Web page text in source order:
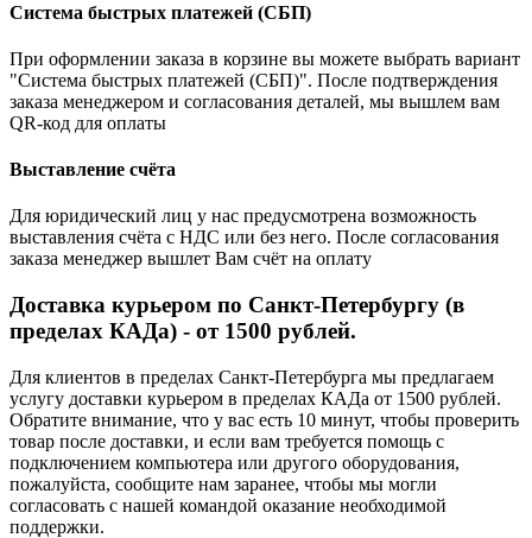
Система быстрых платежей (СБП)
При оформлении заказа в корзине вы можете выбрать вариант
"Система быстрых платежей (СБП)". После подтверждения
заказа менеджером и согласования деталей, мы вышлем вам
QR-код для оплаты
Выставление счёта
Для юридический лиц у нас предусмотрена возможность
выставления счёта с НДС или без него. После согласования
заказа менеджер вышлет Вам счёт на оплату
Доставка курьером по Санкт-Петербургу (в
пределах КАДа) - от 1500 рублей.
Для клиентов в пределах Санкт-Петербурга мы предлагаем
услугу доставки курьером в пределах КАДа от 1500 рублей.
Обратите внимание, что у вас есть 10 минут, чтобы проверить
товар после доставки, и если вам требуется помощь с
подключением компьютера или другого оборудования,
пожалуйста, сообщите нам заранее, чтобы мы могли
согласовать с нашей командой оказание необходимой
поддержки.